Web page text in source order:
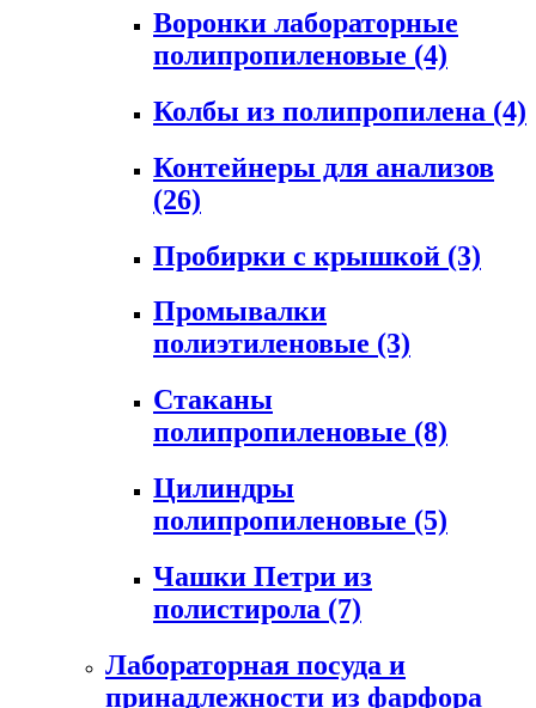
Воронки лабораторные
полипропиленовые (4)
Колбы из полипропилена (4)
Контейнеры для анализов
(26)
Пробирки с крышкой (3)
Промывалки
полиэтиленовые (3)
Стаканы
полипропиленовые (8)
Цилиндры
полипропиленовые (5)
Чашки Петри из
полистирола (7)
Лабораторная посуда и
принадлежности из фарфора